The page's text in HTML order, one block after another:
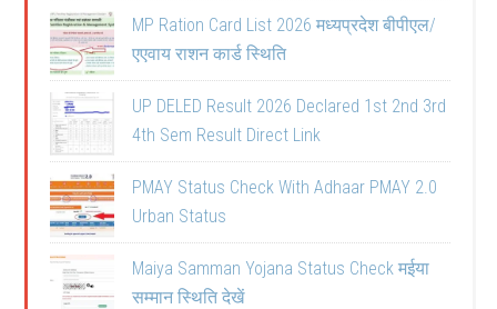
MP Ration Card List 2026 मध्यप्रदेश बीपीएल/
एएवाय राशन कार्ड स्थिति
UP DELED Result 2026 Declared 1st 2nd 3rd
4th Sem Result Direct Link
PMAY Status Check With Adhaar PMAY 2.0
Urban Status
Maiya Samman Yojana Status Check मईया
सम्मान स्थिति देखें